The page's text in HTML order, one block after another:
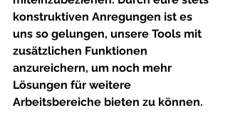
konstruktiven Anregungen ist es
uns so gelungen, unsere Tools mit
zusätzlichen Funktionen
anzureichern, um noch mehr
Lösungen für weitere
Arbeitsbereiche bieten zu können.